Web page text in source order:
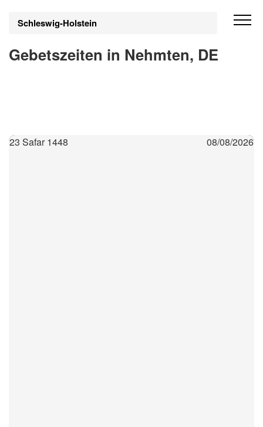
Schleswig-Holstein
Gebetszeiten in Nehmten, DE
23 Safar 1448 08/08/2026